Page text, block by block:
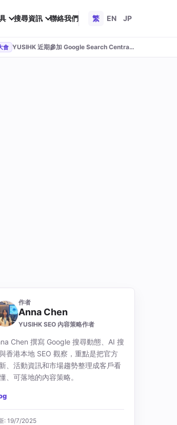
搜尋資訊 聯絡我們 繁 EN JP
會 YUSIHK 近期參加 Google Search Central Live
作者
Anna Chen
YUSIHK SEO 內容策略作者
Chen 撰寫 Google 搜尋動態、AI 搜
香港本地 SEO 觀察，重點是把官方
、活動資訊和市場趨勢整理成客戶看
、可落地的內容策略。
: 19/7/2025